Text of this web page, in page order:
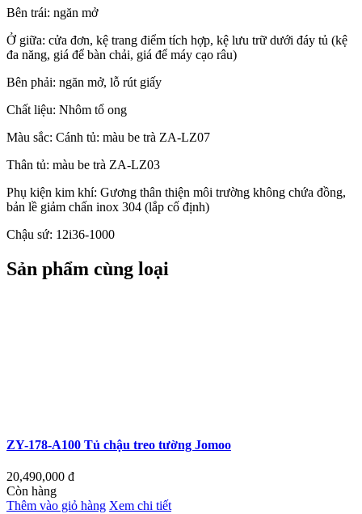
Bên trái: ngăn mở
Ở giữa: cửa đơn, kệ trang điểm tích hợp, kệ lưu trữ dưới đáy tủ (kệ
đa năng, giá để bàn chải, giá để máy cạo râu)
Bên phải: ngăn mở, lỗ rút giấy
Chất liệu: Nhôm tổ ong
Màu sắc: Cánh tủ: màu be trà ZA-LZ07
Thân tủ: màu be trà ZA-LZ03
Phụ kiện kim khí: Gương thân thiện môi trường không chứa đồng,
bản lề giảm chấn inox 304 (lắp cố định)
Chậu sứ: 12i36-1000
Sản phẩm cùng loại
ZY-178-A100 Tủ chậu treo tường Jomoo
20,490,000 đ
Còn hàng
Thêm vào giỏ hàng Xem chi tiết